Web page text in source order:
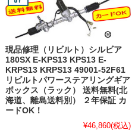
現品修理（リビルト）シルビア
180SX E-KPS13 KPS13 E-
KRPS13 KRPS13 49001-52F61
リビルトパワーステアリングギア
ボックス（ラック） 送料無料(北
海道、離島送料別） ２年保証 カ
ードOK！
¥46,860(税込)